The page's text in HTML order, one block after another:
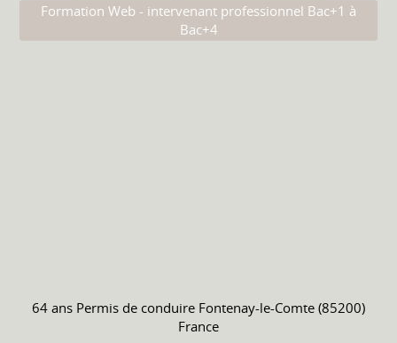
Formation Web - intervenant professionnel Bac+1 à
Bac+4
64 ans Permis de conduire Fontenay-le-Comte (85200)
France